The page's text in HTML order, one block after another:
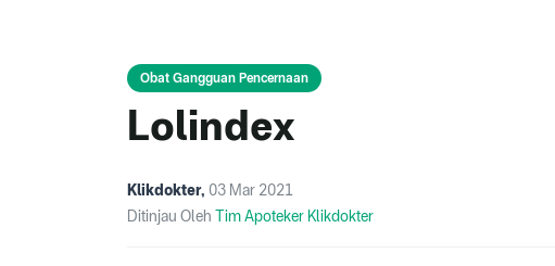
Obat Gangguan Pencernaan
Lolindex
Klikdokter, 03 Mar 2021
Ditinjau Oleh Tim Apoteker Klikdokter